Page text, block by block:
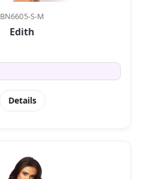
BN6605-S-M
Edith
Details